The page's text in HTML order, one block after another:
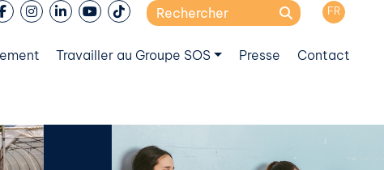
Search
FR
Travailler au Groupe SOS Presse Contact